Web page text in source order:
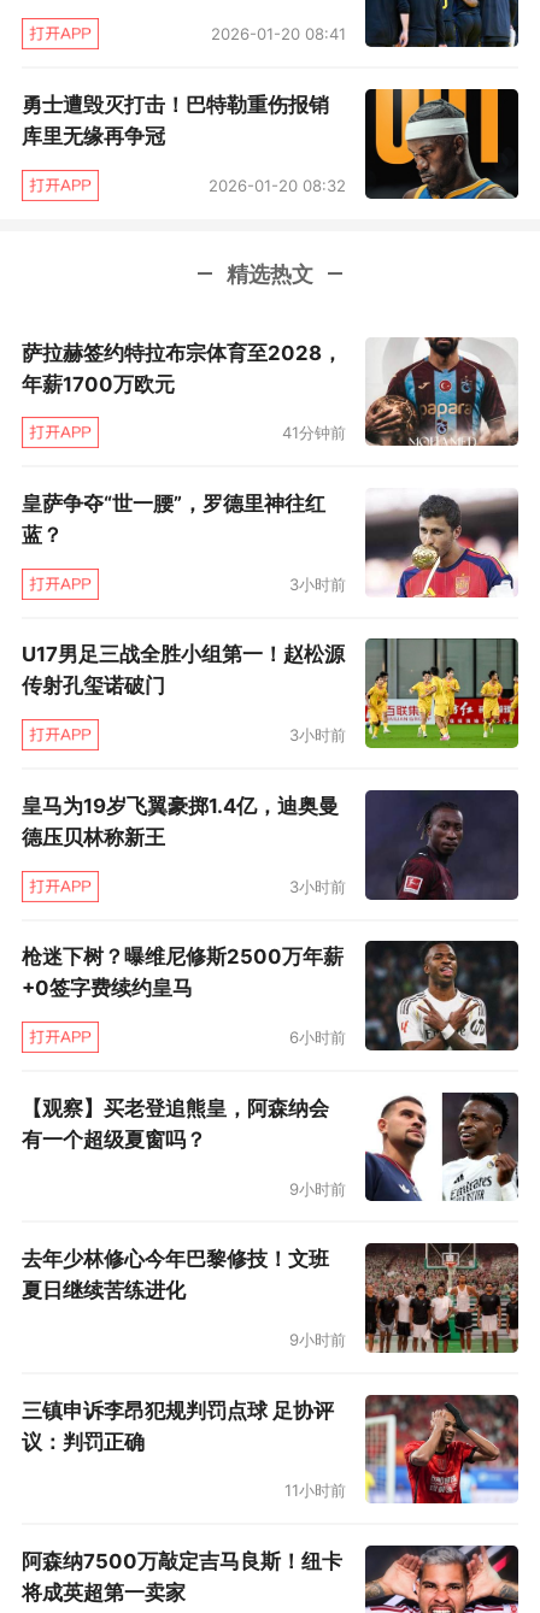
看着森林狼迫近比分，然后反超比分，继而扩大
同样无奈的还有追梦格林，他在全场还剩4分32
秒时，对空切试图扣篮的麦克丹尼尔斯犯规，吃
到个人第六次犯规，不得不离场。追梦的离场成
为转折点，森林狼换上戈贝尔，用他和兰德尔搭
档内线，进一步强化内线优势。
森林狼随即打出9比4的进攻小高潮，从而将领先
优势扩大到7分，胜利的天平偏向了森林狼。没有
库里的勇士激发了库明加。这一战他18投11中，
三分球4投3中，罚球6中5，得到30分6篮板3助
攻2盖帽，正负值为+5。出战36分钟的库明加，
成为勇士此战全队唯一正负值为正数的球员。
库明加打出了本赛季个人代表作之一，只不过即
便他打出如此出色的表现，勇士还是输球。缺少
了库里，勇士确实难以抗衡兵强马壮的森林狼。
库明加，希尔德贡献了14分。
库明加成为勇士自2022年的乔丹·普尔后，首个
在季后赛砍下30+的替补球员。库明加和巴特勒
还成为自2022年4月22日库里和汤普森后，勇士
首个同场季后赛砍下30+的二人组。
库明加用行动证明了自己的实力，他在上一战打
了26分钟，11投8中，得到18分5篮板。这一战，
他又打出了高效的表现。谁说他和巴特勒不兼
容？此前，勇士主帅科尔有些偏执地认为库明加
加打了3场比赛。
2026-01-20 08:41
勇士遭毁灭打击！巴特勒重伤报销
库里无缘再争冠
2026-01-20 08:32
精选热文
萨拉赫签约特拉布宗体育至2028，
年薪1700万欧元
41分钟前
皇萨争夺“世一腰”，罗德里神往红
蓝？
3小时前
U17男足三战全胜小组第一！赵松源
传射孔玺诺破门
3小时前
皇马为19岁飞翼豪掷1.4亿，迪奥曼
德压贝林称新王
3小时前
枪迷下树？曝维尼修斯2500万年薪
+0签字费续约皇马
6小时前
【观察】买老登追熊皇，阿森纳会
有一个超级夏窗吗？
9小时前
去年少林修心今年巴黎修技！文班
夏日继续苦练进化
9小时前
三镇申诉李昂犯规判罚点球 足协评
议：判罚正确
11小时前
阿森纳7500万敲定吉马良斯！纽卡
将成英超第一卖家